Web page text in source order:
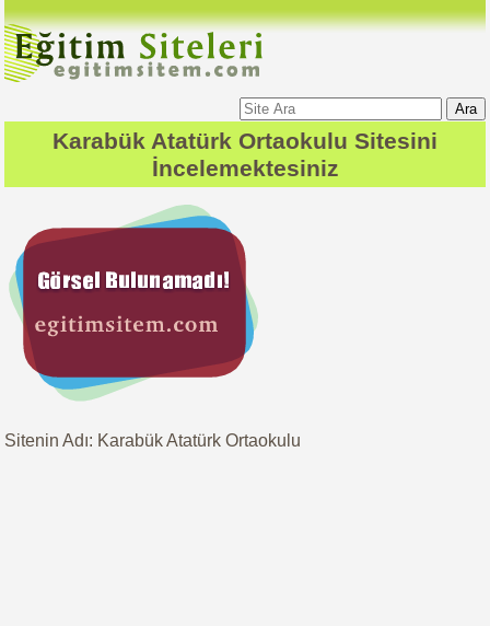
Ara
Karabük Atatürk Ortaokulu Sitesini
İncelemektesiniz
Sitenin Adı: Karabük Atatürk Ortaokulu